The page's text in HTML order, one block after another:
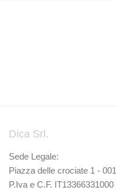
Dica Srl.
Sede Legale:
Piazza delle crociate 1 -
P.Iva e C.F. IT13366331000